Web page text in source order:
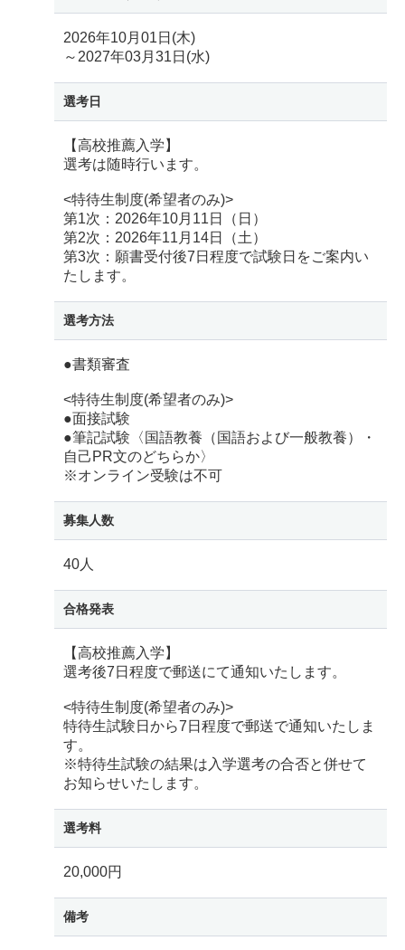
2026年10月01日(木)
～2027年03月31日(水)
選考日
【高校推薦入学】
選考は随時行います。
<特待生制度(希望者のみ)>
第1次：2026年10月11日（日）
第2次：2026年11月14日（土）
第3次：願書受付後7日程度で試験日をご案内い
たします。
選考方法
●書類審査
<特待生制度(希望者のみ)>
●面接試験
●筆記試験〈国語教養（国語および一般教養）・
自己PR文のどちらか〉
※オンライン受験は不可
募集人数
40人
合格発表
【高校推薦入学】
選考後7日程度で郵送にて通知いたします。
<特待生制度(希望者のみ)>
特待生試験日から7日程度で郵送で通知いたしま
す。
※特待生試験の結果は入学選考の合否と併せて
お知らせいたします。
選考料
20,000円
備考